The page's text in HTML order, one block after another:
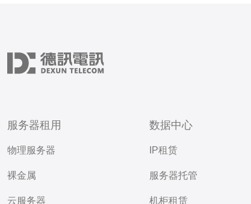
服务器租用
物理服务器
裸金属
云服务器
数据中心
IP租赁
服务器托管
机柜租赁